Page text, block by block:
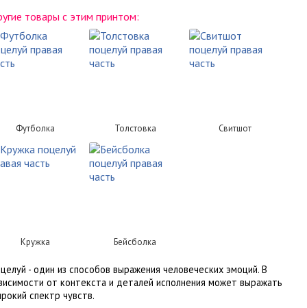
товары с этим принтом:
Футболка Толстовка Свитшот
Кружка Бейсболка
- один из способов выражения человеческих эмоций. В
от контекста и деталей исполнения может выражать
спектр чувств.